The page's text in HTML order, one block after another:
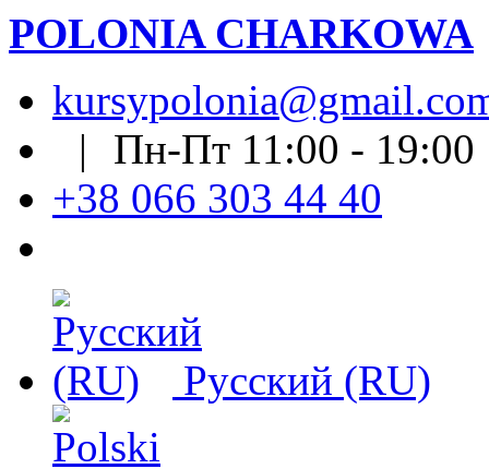
POLONIA CHARKOWA
| Пн-Пт 11:00 -
+38 066 303 44 40
Русский (RU)